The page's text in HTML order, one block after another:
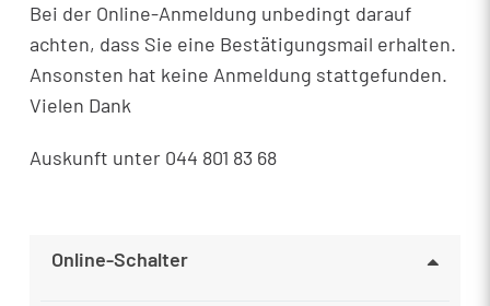
Bei der Online-Anmeldung unbedingt darauf
achten, dass Sie eine Bestätigungsmail erhalten.
Ansonsten hat keine Anmeldung stattgefunden.
Vielen Dank
Auskunft unter 044 801 83 68
Online-Schalter